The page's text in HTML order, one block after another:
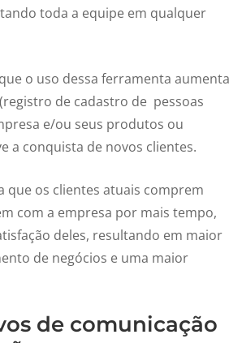
toda a equipe em qualquer
o uso dessa ferramenta aumenta
de cadastro de pessoas
e/ou seus produtos ou
a conquista de novos clientes.
que os clientes atuais comprem
com a empresa por mais tempo,
deles, resultando em maior
de negócios e uma maior
de comunicação